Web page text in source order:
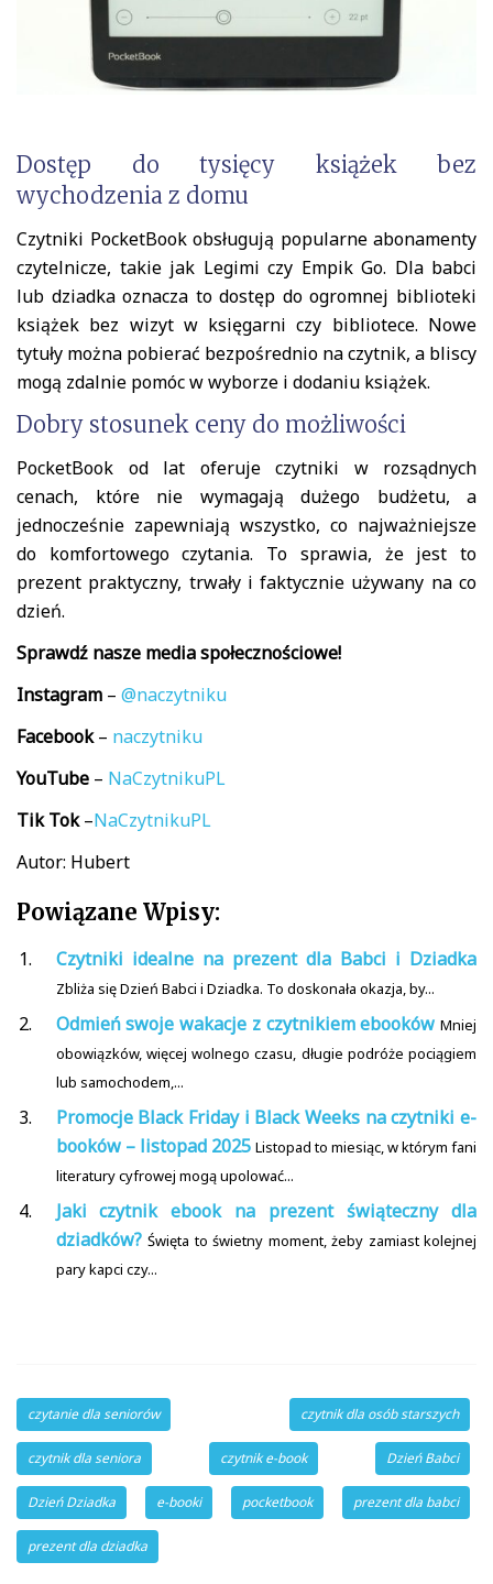
Dostęp do tysięcy książek bez
wychodzenia z domu
Czytniki PocketBook obsługują popularne abonamenty
czytelnicze, takie jak Legimi czy Empik Go. Dla babci
lub dziadka oznacza to dostęp do ogromnej biblioteki
książek bez wizyt w księgarni czy bibliotece. Nowe
tytuły można pobierać bezpośrednio na czytnik, a bliscy
mogą zdalnie pomóc w wyborze i dodaniu książek.
Dobry stosunek ceny do możliwości
PocketBook od lat oferuje czytniki w rozsądnych
cenach, które nie wymagają dużego budżetu, a
jednocześnie zapewniają wszystko, co najważniejsze
do komfortowego czytania. To sprawia, że jest to
prezent praktyczny, trwały i faktycznie używany na co
dzień.
Sprawdź nasze media społecznościowe!
Instagram – @naczytniku
Facebook– naczytniku
YouTube – NaCzytnikuPL
Tik Tok–NaCzytnikuPL
Autor: Hubert
Powiązane Wpisy:
Czytniki idealne na prezent dla Babci i Dziadka
Zbliża się Dzień Babci i Dziadka. To doskonała okazja, by...
Odmień swoje wakacje z czytnikiem ebooków Mniej
obowiązków, więcej wolnego czasu, długie podróże pociągiem
lub samochodem,...
Promocje Black Friday i Black Weeks na czytniki e-
booków – listopad 2025 Listopad to miesiąc, w którym fani
literatury cyfrowej mogą upolować...
Jaki czytnik ebook na prezent świąteczny dla
dziadków? Święta to świetny moment, żeby zamiast kolejnej
pary kapci czy...
czytanie dla seniorów czytnik dla osób starszych
czytnik dla seniora czytnik e-book Dzień Babci
Dzień Dziadka e-booki pocketbook prezent dla babci
prezent dla dziadka